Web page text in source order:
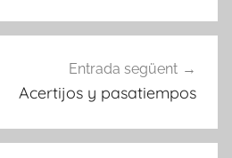
Entrada següent
Acertijos y pasatiempos